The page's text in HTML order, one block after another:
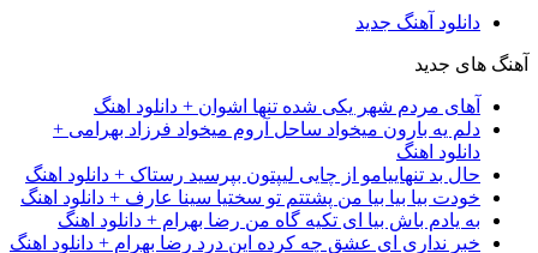
دانلود آهنگ جدید
آهنگ های جدید
آهای مردم شهر یکی شده تنها اشوان + دانلود اهنگ
دلم یه بارون میخواد ساحل آروم میخواد فرزاد بهرامی +
دانلود اهنگ
حال بد تنهاییامو از چایی لیپتون بپرسید رستاک + دانلود اهنگ
خودت بیا بیا بیا من پشتتم تو سختیا سینا عارف + دانلود اهنگ
به یادم باش بیا ای تکیه گاه من رضا بهرام + دانلود اهنگ
خبر نداری ای عشق چه کرده این درد رضا بهرام + دانلود اهنگ